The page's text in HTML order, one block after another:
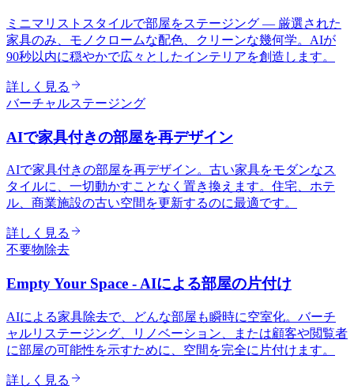
ミニマリストスタイルで部屋をステージング — 厳選された
家具のみ、モノクロームな配色、クリーンな幾何学。AIが
90秒以内に穏やかで広々としたインテリアを創造します。
詳しく見る
バーチャルステージング
AIで家具付きの部屋を再デザイン
AIで家具付きの部屋を再デザイン。古い家具をモダンなス
タイルに、一切動かすことなく置き換えます。住宅、ホテ
ル、商業施設の古い空間を更新するのに最適です。
詳しく見る
不要物除去
Empty Your Space - AIによる部屋の片付け
AIによる家具除去で、どんな部屋も瞬時に空室化。バーチ
ャルリステージング、リノベーション、または顧客や閲覧者
に部屋の可能性を示すために、空間を完全に片付けます。
詳しく見る